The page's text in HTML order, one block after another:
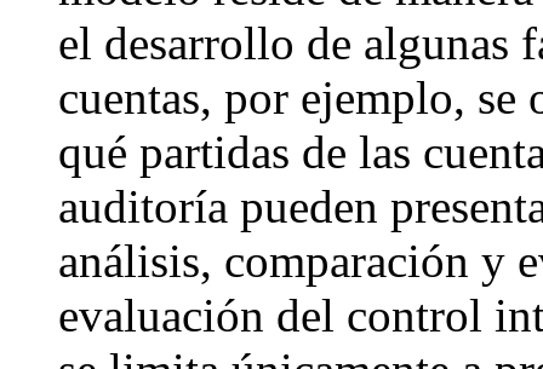
el desarrollo de algunas
cuentas, por ejemplo,
qué partidas de las
auditoría pueden
análisis, comparación y
evaluación del control